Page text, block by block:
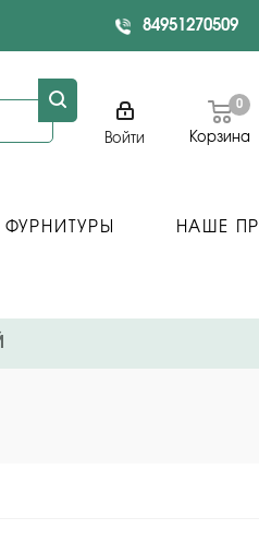
84951270509
Войти Корзина
0
НАШЕ